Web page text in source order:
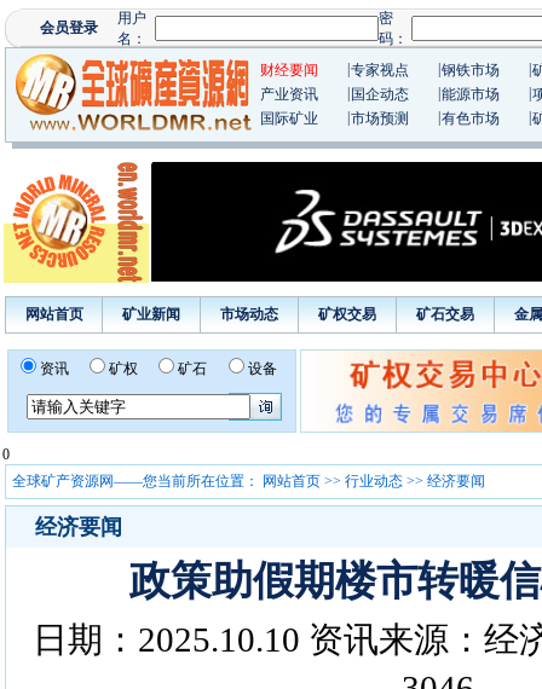
财经要闻 专家视点 钢铁市场
产业资讯
国企动态 能源市场
国际矿业
市场预测 有色市场
网站首页 矿业新闻 市场动态 矿权交易 矿石交易 金
资讯 矿权 矿石 设备
0
全球矿产资源网——您当前所在位置：
网站首页 >> 行业动态 >> 经济要闻
经济要闻
政策助假期楼市转暖
日期：2025.10.10 资讯来源：经